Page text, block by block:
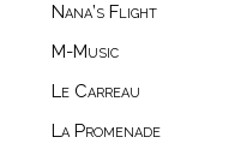
La Promenade
Le Carreau
M-Music
Nana’s Flight